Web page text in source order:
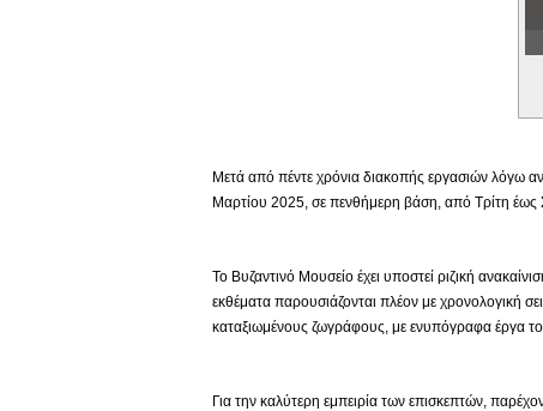
Μετά από πέντε χρόνια διακοπής εργασιών λόγω
Μαρτίου 2025, σε πενθήμερη βάση, από Τρίτη
Το Βυζαντινό Μουσείο έχει υποστεί ριζική
εκθέματα παρουσιάζονται πλέον με χρονολογική
καταξιωμένους ζωγράφους, με ενυπόγραφα έργα
Για την καλύτερη εμπειρία των επισκεπτών,